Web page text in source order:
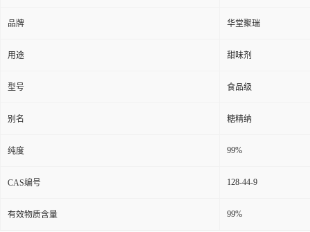
品牌 华堂聚瑞
用途 甜味剂
型号 食品级
别名 糖精纳
纯度 99%
CAS编号 128-44-9
有效物质含量 99%